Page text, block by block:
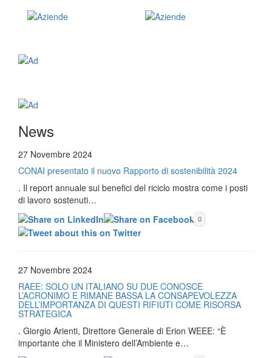
News
27 Novembre 2024
CONAI presentato il nuovo Rapporto di sostenibilità 2024
. Il report annuale sui benefici del riciclo mostra come i posti
di lavoro sostenuti…
0
27 Novembre 2024
RAEE: SOLO UN ITALIANO SU DUE CONOSCE
L’ACRONIMO E RIMANE BASSA LA CONSAPEVOLEZZA
DELL’IMPORTANZA DI QUESTI RIFIUTI COME RISORSA
STRATEGICA
. Giorgio Arienti, Direttore Generale di Erion WEEE: “È
importante che il Ministero dell’Ambiente e…